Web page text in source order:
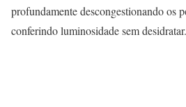
profundamente descongestionando os
conferindo luminosidade sem desidratar.